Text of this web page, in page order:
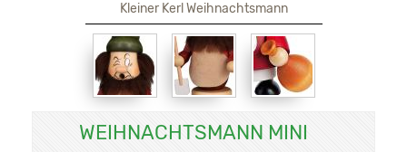
Kleiner Kerl Weihnachtsmann
WEIHNACHTSMANN MINI